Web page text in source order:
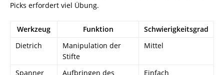
Picks erfordert viel Übung.
Werkzeug Funktion
Schwierigkeitsgrad
Dietrich
Manipulation der
Stifte
Mittel
Spanner
Aufbringen des
Einfach